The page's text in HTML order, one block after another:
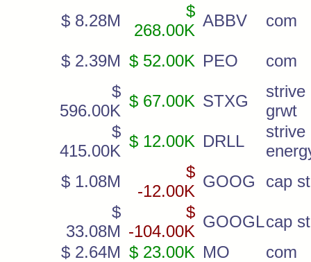
$ 8.28M
$
268.00K
ABBV com
$ 2.39M $ 52.00K PEO
com
$
596.00K
$ 67.00K STXG
grwt
$
415.00K
$ 12.00K DRLL
$ 1.08M
$
-12.00K
GOOG
cap
$
33.08M
$
-104.00K
GOOGLcap
$ 2.64M $ 23.00K MO
com